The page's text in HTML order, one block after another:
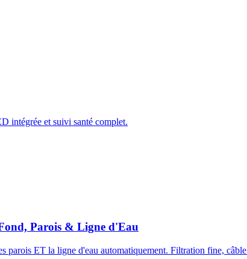
intégrée et suivi santé complet.
Parois & Ligne d'Eau
ET la ligne d'eau automatiquement. Filtration fine,